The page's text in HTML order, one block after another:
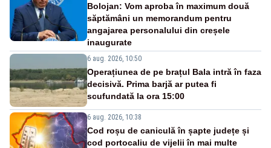
Bolojan: Vom aproba în maximum două
săptămâni un memorandum pentru
angajarea personalului din creșele
inaugurate
6 aug. 2026, 10:50
Operațiunea de pe brațul Bala intră în faza
decisivă. Prima barjă ar putea fi
scufundată la ora 15:00
6 aug. 2026, 10:38
Cod roșu de caniculă în șapte județe și
cod portocaliu de vijelii în mai multe